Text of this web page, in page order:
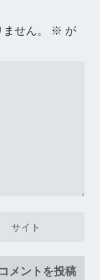
せん。 ※ が